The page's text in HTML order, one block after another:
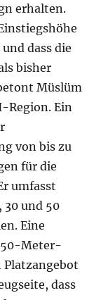
erhalten.
dass die
bisher
Müslüm
Region. Ein
von bis zu
für die
umfasst
30 und 50
Eine
50-Meter-
dass